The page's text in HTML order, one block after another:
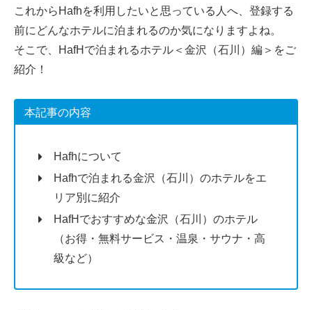
これからHafhを利用したいと思っている人へ、登録する
前にどんなホテルに泊まれるのか気になりますよね。
そこで、HafHで泊まれるホテル＜金沢（石川）編＞をご
紹介！
本記事の内容
Hafhについて
Hafhで泊まれる金沢（石川）のホテルをエ
リア別に紹介
HafHでおすすめな金沢（石川）のホテル
（お得・無料サービス・温泉・サウナ・高
級など）